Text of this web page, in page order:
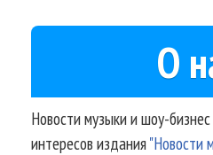
О
Новости музыки и шоу-
интересов издания"Новости